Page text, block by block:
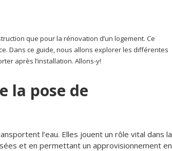
que pour la rénovation d’un logement. Ce
Dans ce guide, nous allons explorer les différentes
après l’installation. Allons-y!
la pose de
l’eau. Elles jouent un rôle vital dans la
et en permettant un approvisionnement en